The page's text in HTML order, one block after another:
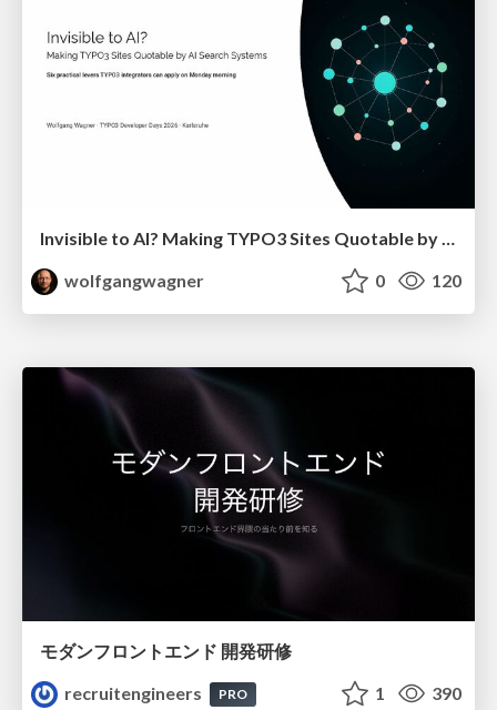
Invisible to AI? Making TYPO3 Sites Quotable by AI Search Systems
wolfgangwagner
0 120
モダンフロントエンド 開発研修
recruitengineers
PRO 1 390